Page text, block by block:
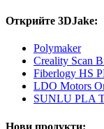
Открийте 3DJake:
Polymaker
Creality Scan
Fiberlogy HS
LDO Motors
SUNLU PLA
Нови продукти: